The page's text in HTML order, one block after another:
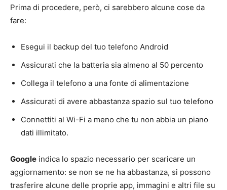
Prima di procedere, però, ci sarebbero alcune cose da
fare:
Esegui il backup del tuo telefono Android
Assicurati che la batteria sia almeno al 50 percento
Collega il telefono a una fonte di alimentazione
Assicurati di avere abbastanza spazio sul tuo telefono
Connettiti al Wi-Fi a meno che tu non abbia un piano
dati illimitato.
Google indica lo spazio necessario per scaricare un
aggiornamento: se non se ne ha abbastanza, si possono
trasferire alcune delle proprie app, immagini e altri file su